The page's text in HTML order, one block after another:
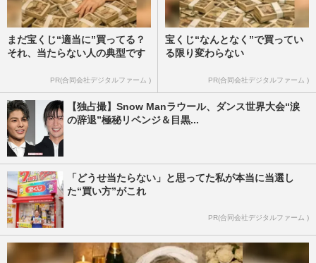
まだ宝くじ“適当に”買ってる？
それ、当たらない人の典型です
PR(合同会社デジタルファーム )
宝くじ“なんとなく”で買ってい
る限り変わらない
PR(合同会社デジタルファーム )
【独占撮】Snow Manラウール、ダンス世界大会“涙
の辞退”極秘リベンジ＆目黒...
「どうせ当たらない」と思ってた私が本当に当選し
た“買い方”がこれ
PR(合同会社デジタルファーム )